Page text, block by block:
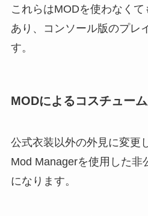
これらはMODを使わなく
あり、コンソール版のプレ
す。
MODによるコスチュー
公式衣装以外の外見に変更
Mod Managerを使用した非
になります。